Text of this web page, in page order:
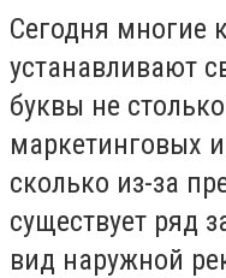
Сегодня многие
устанавливают
буквы не
маркетинговых
сколько из-за
существует ряд
вид наружной